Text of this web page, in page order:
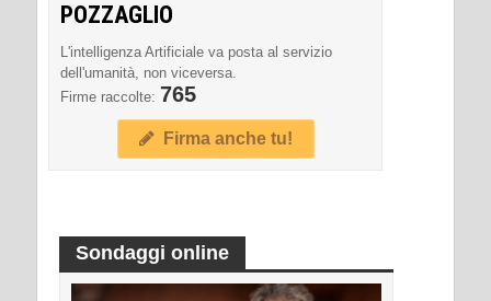
POZZAGLIO
L'intelligenza Artificiale va posta al servizio
dell'umanità, non viceversa.
Firme raccolte: 765
Firma anche tu!
Sondaggi online